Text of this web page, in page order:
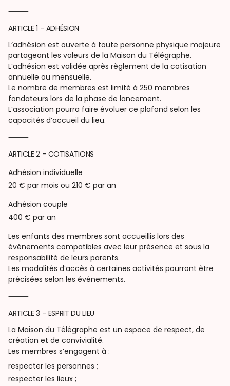
⸻
ARTICLE 1 – ADHÉSION
L’adhésion est ouverte à toute personne physique majeure
partageant les valeurs de la Maison du Télégraphe.
L’adhésion est validée après règlement de la cotisation
annuelle ou mensuelle.
Le nombre de membres est limité à 250 membres
fondateurs lors de la phase de lancement.
L’association pourra faire évoluer ce plafond selon les
capacités d’accueil du lieu.
⸻
ARTICLE 2 – COTISATIONS
Adhésion individuelle
20 € par mois ou 210 € par an
Adhésion couple
400 € par an
Les enfants des membres sont accueillis lors des
événements compatibles avec leur présence et sous la
responsabilité de leurs parents.
Les modalités d’accès à certaines activités pourront être
précisées selon les événements.
⸻
ARTICLE 3 – ESPRIT DU LIEU
La Maison du Télégraphe est un espace de respect, de
création et de convivialité.
Les membres s’engagent à :
respecter les personnes ;
respecter les lieux ;